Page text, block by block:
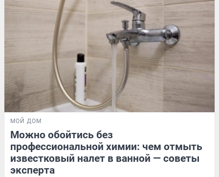
МОЙ ДОМ
Можно обойтись без
профессиональной химии: чем отмыть
известковый налет в ванной — советы
эксперта